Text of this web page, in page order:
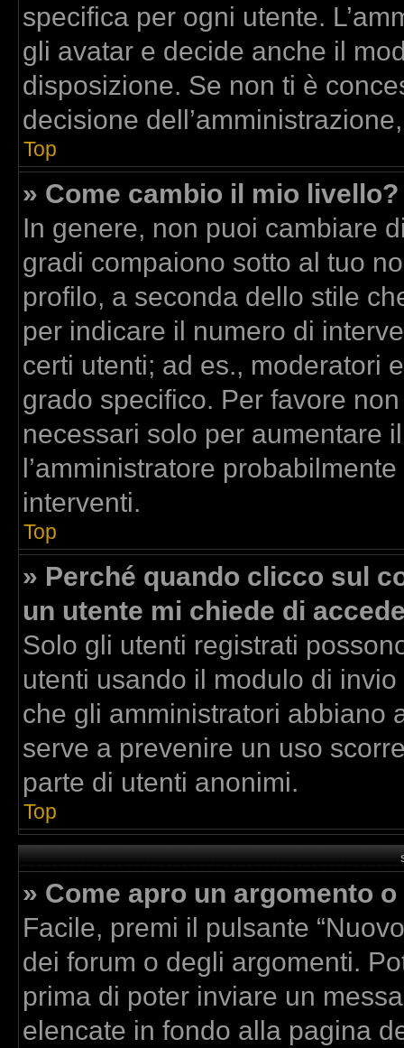
specifica per ogni utente.
gli avatar e decide anche il
disposizione. Se non ti è
decisione
Top
» Come cambio il mio livello?
In genere, non puoi cambiare
gradi compaiono sotto al tuo
profilo, a seconda dello stile
per indicare il numero di
certi utenti; ad es., moderatori
grado specifico. Per favore
necessari solo per aumentare
l’amministratore
interventi.
Top
» Perché quando clicco sul
un utente mi chiede di
Solo gli utenti registrati
utenti usando il modulo di
che gli amministratori abbiano
serve a prevenire un uso
parte di utenti anonimi.
Top
» Come apro un argomento
Facile, premi il pulsante
dei forum o degli argomenti.
prima di poter inviare un
elencate in fondo alla pagina